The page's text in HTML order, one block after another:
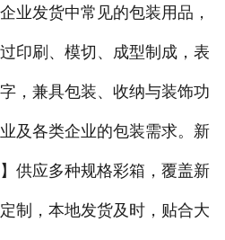
- pe袋
- PP中空板
胶带
发货中常见的包装用品，
印刷、模切、成型制成，表
，兼具包装、收纳与装饰功
及各类企业的包装需求。新
供应多种规格彩箱，覆盖新
制，本地发货及时，贴合大